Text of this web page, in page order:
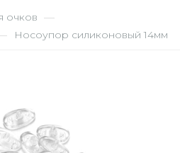
очков —
Носоупор силиконовый 14мм